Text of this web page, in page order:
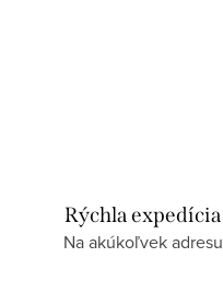
Rýchla expedícia
Na akúkoľvek adresu